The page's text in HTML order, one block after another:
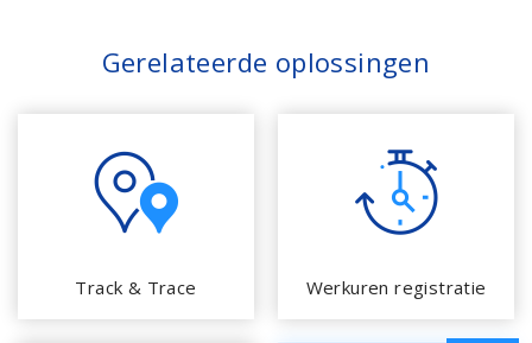
Gerelateerde oplossingen
Track & Trace Werkuren registratie